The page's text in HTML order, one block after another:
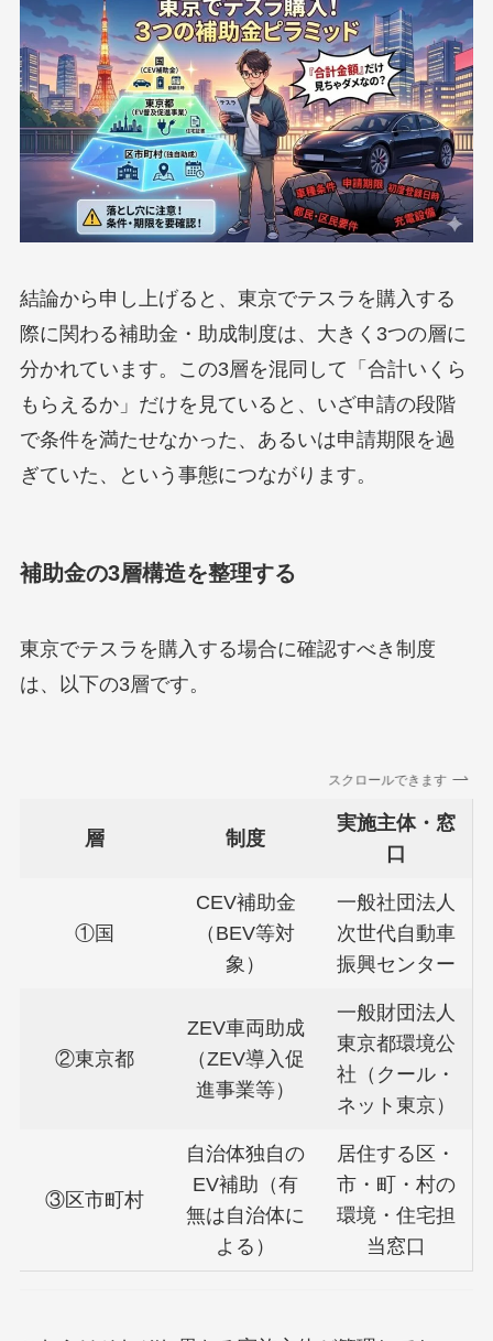
結論から申し上げると、東京でテスラを購入する
際に関わる補助金・助成制度は、大きく3つの層に
分かれています。この3層を混同して「合計いくら
もらえるか」だけを見ていると、いざ申請の段階
で条件を満たせなかった、あるいは申請期限を過
ぎていた、という事態につながります。
補助金の3層構造を整理する
東京でテスラを購入する場合に確認すべき制度
は、以下の3層です。
スクロールできます
層 制度
実施主体・窓
口
①国
CEV補助金
（BEV等対
象）
一般社団法人
次世代自動車
振興センター
②東京都
ZEV車両助成
（ZEV導入促
進事業等）
一般財団法人
東京都環境公
社（クール・
ネット東京）
③区市町村
自治体独自の
EV補助（有
無は自治体に
よる）
居住する区・
市・町・村の
環境・住宅担
当窓口